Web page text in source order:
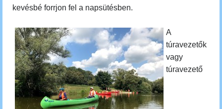
kevésbé forrjon fel a napsütésben.
A
túravezetők
vagy
túravezető